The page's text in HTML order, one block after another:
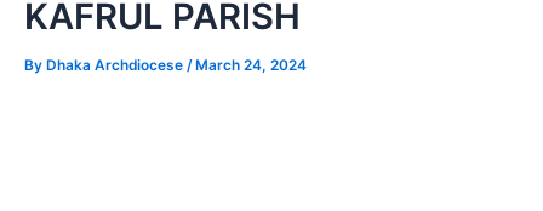
KAFRUL PARISH
By Dhaka Archdiocese /March 24, 2024